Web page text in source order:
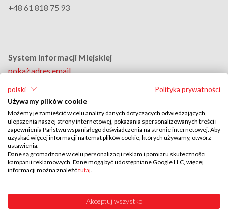
+48 61 818 75 93
System Informacji Miejskiej
pokaż adres email
Dział Personalny
pokaż adres email
+48 61 818 75 88
Adres do doręczeń elektronicznych:
AE:PL-46081-20925-AEABE-27
polski
Polityka prywatności
Używamy plików cookie
Możemy je zamieścić w celu analizy danych dotyczących odwiedzających,
ulepszenia naszej strony internetowej, pokazania spersonalizowanych treści i
zapewnienia Państwu wspaniałego doświadczenia na stronie internetowej. Aby
uzyskać więcej informacji na temat plików cookie, których używamy, otwórz
ustawienia.
Dane są gromadzone w celu personalizacji reklam i pomiaru skuteczności
kampanii reklamowych. Dane mogą być udostępniane Google LLC, więcej
informacji można znaleźćtutaj.
Akceptuj wszystko